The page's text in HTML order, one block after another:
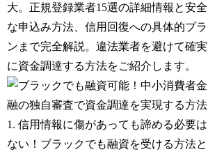
大。正規登録業者15選の詳細情報と安全
な申込み方法、信用回復への具体的プラ
ンまで完全解説。違法業者を避けて確実
に資金調達する方法をご紹介します。
1. 信用情報に傷があっても諦める必要は
ない！ブラックでも融資を受ける方法と